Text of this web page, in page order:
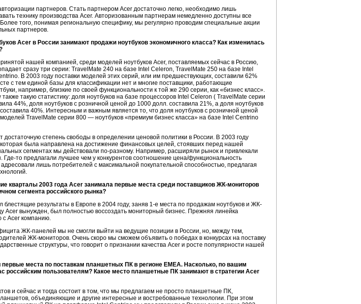
партнеров. Стать партнером Acer достаточно легко, необходимо лишь
технику производства Acer. Авторизованным партнерам немедленно доступны все
того, понимая региональную специфику, мы регулярно проводим специальные акции
партнеров.
Acer в России занимают продажи ноутбуков экономичного класса? Как изменилась
нашей компанией, среди моделей ноутбуков Acer, поставляемых сейчас в Россию,
сразу три серии: TravelMate 240 на базе Intel Celeron, TravelMate 250 на базе Intel
В 2003 году поставки моделей этих серий, или им предшествующих, составили 62%
с тем единой базы для классификации нет и многие поставщики, работающие
например, близкие по своей функциональности к той же 290 серии, как «бизнес класс».
такую статистику: доля ноутбуков на базе процессоров Intel Celeron ( TravelMate серии
44%, доля ноутбуков с розничной ценой до 1000 долл. составила 21%, а доля ноутбуков
40%. Интересным и важным является то, что доля ноутбуков с розничной ценой
TravelMate серии 800 — ноутбуков «премиум бизнес класса» на базе Intel Centrino
достаточную степень свободы в определении ценовой политики в России. В 2003 году
была направлена на достижение финансовых целей, стоявших перед нашей
сегментах мы действовали по-разному. Например, расширяли рынок и привлекали
Где-то предлагали лучшее чем у конкурентов соотношение цена/функциональность
лишь потребителей с максимальной покупательной способностью, предлагая
кварталы 2003 года Acer занимала первые места среди поставщиков ЖК-мониторов
сегмента российского рынка?
блестящие результаты в Европе в 2004 году, заняв 1-е места по продажам ноутбуков и ЖК-
Acer вынужден, был полностью воссоздать мониторный бизнес. Прежняя линейка
с Acer компанию.
ЖК-панелей мы не смогли выйти на ведущие позиции в России, но, между тем,
ЖК-мониторов. Очень скоро мы сможем объявить о победах в конкурсах на поставку
структуры, что говорит о признании качества Acer и росте популярности нашей
места по поставкам планшетных ПК в регионе EMEA. Насколько, по вашим
российским пользователям? Какое место планшетные ПК занимают в стратегии Acer
и сейчас и тогда состоит в том, что мы предлагаем не просто планшетные ПК,
объединяющие и другие интересные и востребованные технологии. При этом